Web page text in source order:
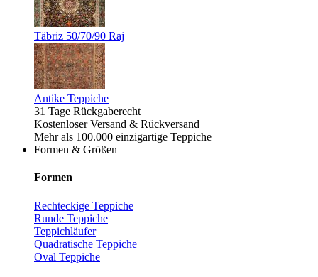
Täbriz 50/70/90 Raj
Antike Teppiche
31 Tage Rückgaberecht
Kostenloser Versand & Rückversand
Mehr als 100.000 einzigartige Teppiche
Formen & Größen
Formen
Rechteckige Teppiche
Runde Teppiche
Teppichläufer
Quadratische Teppiche
Oval Teppiche